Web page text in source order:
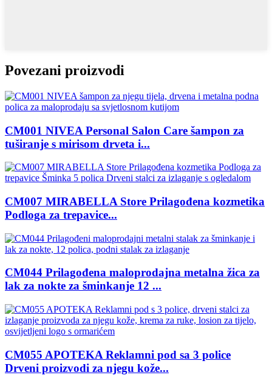
Povezani proizvodi
CM001 NIVEA Personal Salon Care šampon za
tuširanje s mirisom drveta i...
CM007 MIRABELLA Store Prilagođena kozmetika
Podloga za trepavice...
CM044 Prilagođena maloprodajna metalna žica za
lak za nokte za šminkanje 12 ...
CM055 APOTEKA Reklamni pod sa 3 police
Drveni proizvodi za njegu kože...